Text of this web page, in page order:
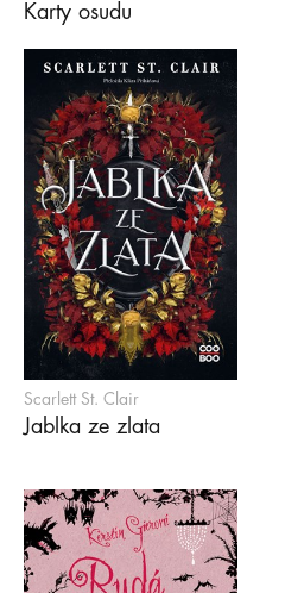
Karty osudu
Scarlett St. Clair
Jablka ze zlata